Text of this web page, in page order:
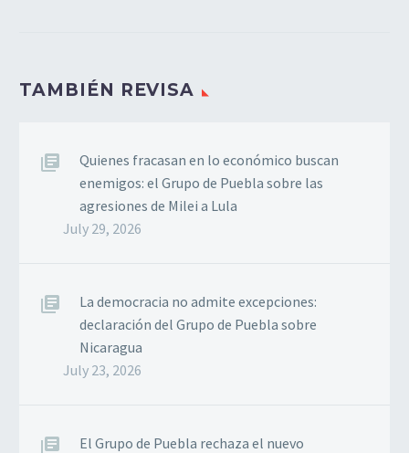
y la invasión militar de
Bolivariana de Venezuela.
Estas…
TAMBIÉN REVISA
Quienes fracasan en lo económico buscan
enemigos: el Grupo de Puebla sobre las
agresiones de Milei a Lula
July 29, 2026
La democracia no admite excepciones:
declaración del Grupo de Puebla sobre
Nicaragua
July 23, 2026
El Grupo de Puebla rechaza el nuevo